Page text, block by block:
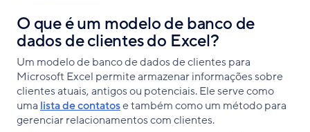
O que é um modelo de banco de
dados de clientes do Excel?
Um modelo de banco de dados de clientes para
Microsoft Excel permite armazenar informações sobre
clientes atuais, antigos ou potenciais. Ele serve como
uma lista de contatose também como um método para
gerenciar relacionamentos com clientes.